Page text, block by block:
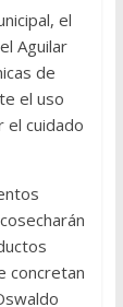
el
Aguilar
de
el uso
el cuidado
concretan